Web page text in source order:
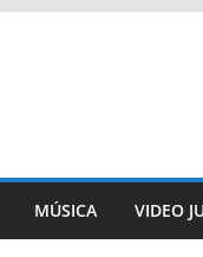
MÚSICA VIDEO